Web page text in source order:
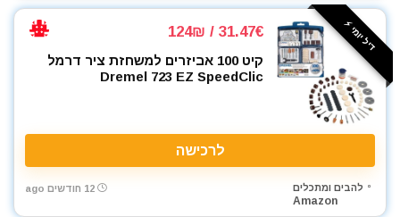
דיל יומי ⚡️ 31.47€ / 124₪
קיט 100 אביזרים למשחזת ציר דרמל
Dremel 723 EZ SpeedClic
לרכישה
להבים ומתכלים
Amazon
12 חודשים ago